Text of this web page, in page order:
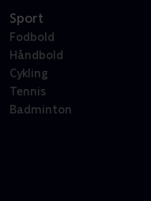
Sport
Fodbold
Håndbold
Cykling
Tennis
Badminton